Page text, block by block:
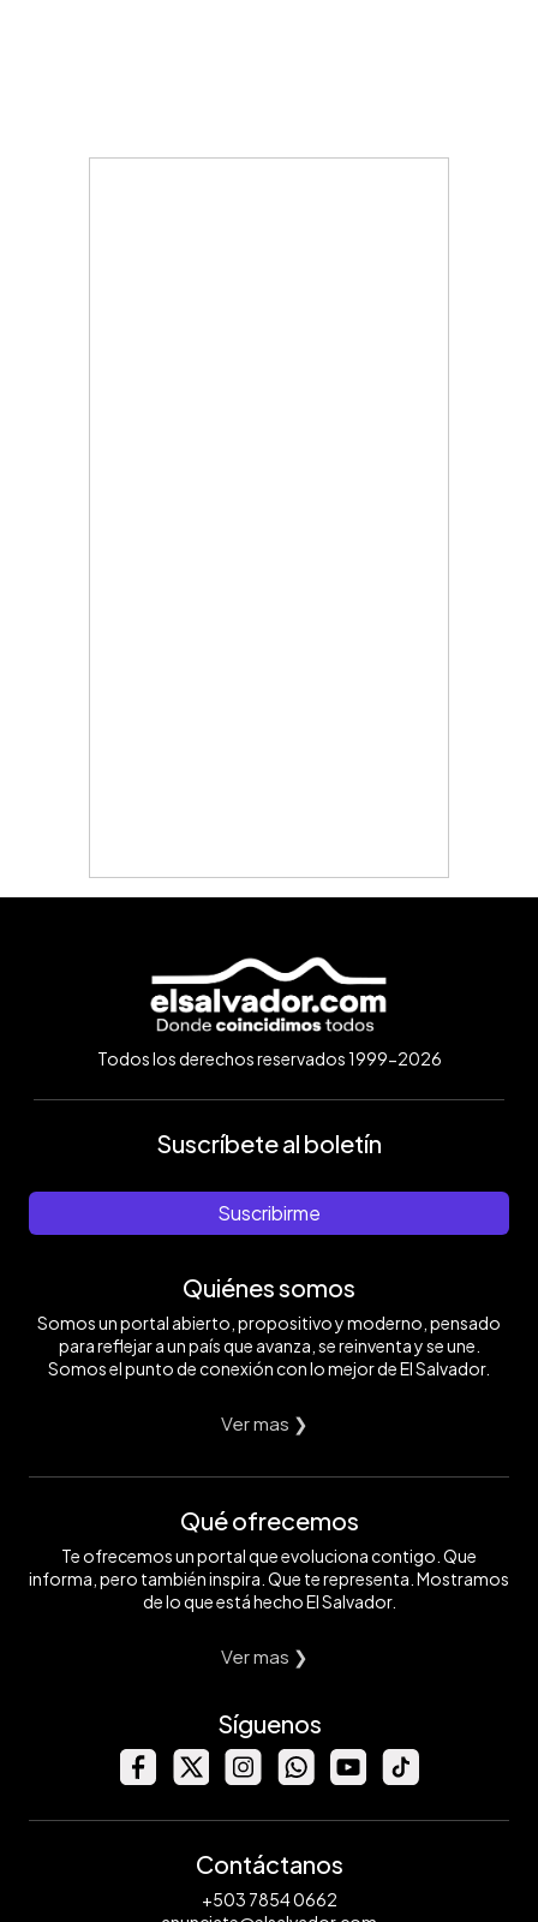
Todos los derechos reservados 1999-2026
Suscríbete al boletín
Suscribirme
Quiénes somos
Somos un portal abierto, propositivo y moderno, pensado
para reflejar a un país que avanza, se reinventa y se une.
Somos el punto de conexión con lo mejor de El Salvador.
Ver mas ❯
Qué ofrecemos
Te ofrecemos un portal que evoluciona contigo. Que
informa, pero también inspira. Que te representa. Mostramos
de lo que está hecho El Salvador.
Ver mas ❯
Síguenos
Contáctanos
+503 7854 0662